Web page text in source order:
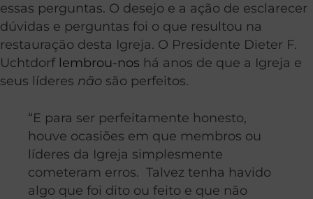
essas perguntas. O desejo e a ação de esclarecer
dúvidas e perguntas foi o que resultou na
restauração desta Igreja. O Presidente Dieter F.
Uchtdorf lembrou-nos há anos de que a Igreja e
seus líderes não são perfeitos.
“E para ser perfeitamente honesto,
houve ocasiões em que membros ou
líderes da Igreja simplesmente
cometeram erros. Talvez tenha havido
algo que foi dito ou feito e que não